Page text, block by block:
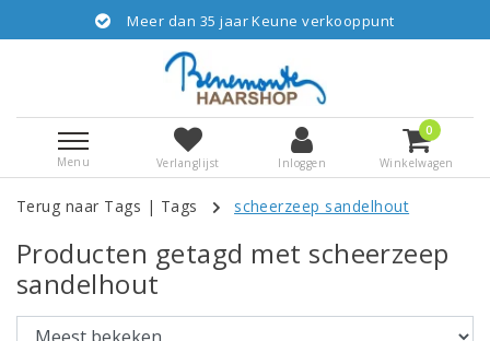
Meer dan 35 jaar Keune verkooppunt
Menu Verlanglijst Inloggen
0
Winkelwagen
Terug naar Tags | Tags scheerzeep sandelhout
Producten getagd met scheerzeep
sandelhout